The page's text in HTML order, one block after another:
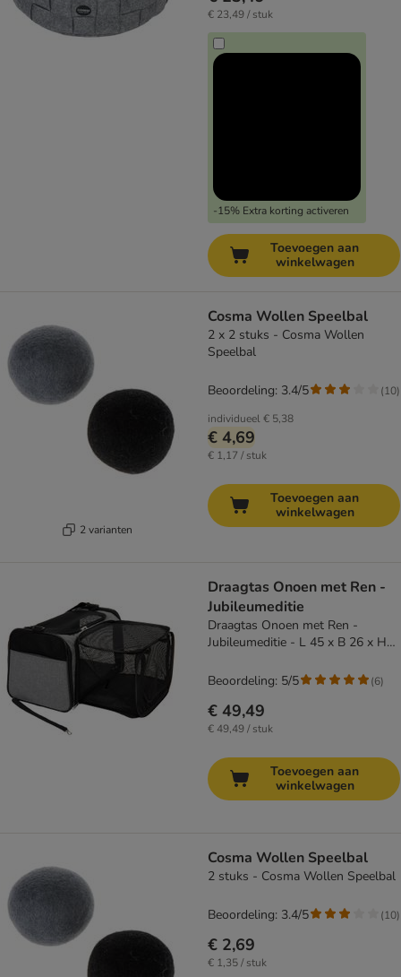
€ 23,49 / stuk
-15% Extra korting activeren
Toevoegen aan
winkelwagen
2 varianten
Cosma Wollen Speelbal
2 x 2 stuks - Cosma Wollen
Speelbal
individueel€ 5,38
€ 4,69
€ 1,17 / stuk
Beoordeling: 3.4/5 (10)
Toevoegen aan
winkelwagen
Draagtas Onoen met Ren -
Jubileumeditie
Draagtas Onoen met Ren -
Jubileumeditie - L 45 x B 26 x H
€ 49,49
€ 49,49 / stuk
Beoordeling: 5/5 (6)
Toevoegen aan
winkelwagen
Cosma Wollen Speelbal
2 stuks - Cosma Wollen Speelbal
€ 2,69
€ 1,35 / stuk
Beoordeling: 3.4/5 (10)